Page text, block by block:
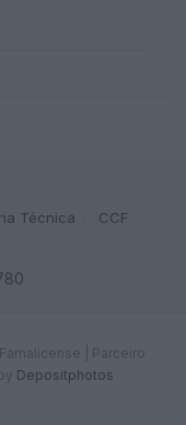
Técnica CCF
| Parceiro
Depositphotos